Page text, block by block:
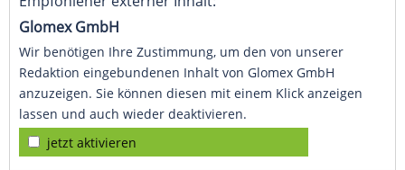
Glomex GmbH
Wir benötigen Ihre Zustimmung, um den von unserer
Redaktion eingebundenen Inhalt von Glomex GmbH
anzuzeigen. Sie können diesen mit einem Klick anzeigen
lassen und auch wieder deaktivieren.
jetzt aktivieren